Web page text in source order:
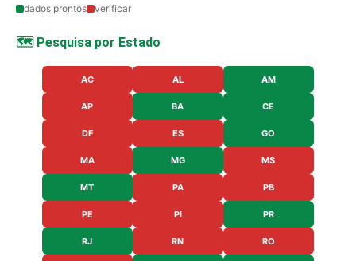
dados prontos verificar
🗺️ Pesquisa por Estado
AC AL AM
AP BA CE
DF ES GO
MA MG MS
MT PA PB
PE PI PR
RJ RN RO